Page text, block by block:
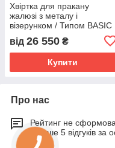
Хвіртка для пракану
жалюзі з металу і
візерунком / Типом BASIC
від 26 550 ₴
Купити
Про нас
Рейтинг не
Менше 5 відгуків за